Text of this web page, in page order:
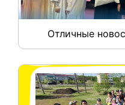
Отличные